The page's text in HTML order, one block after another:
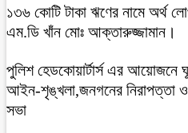
১৩৬ কোটি টাকা ঋণের নামে অর্থ
এম.ডি খাঁন মোঃ আক্তারুজ্জামান।
পুলিশ হেডকোয়ার্টার্স এর আয়োজনে
আইন-শৃঙ্খলা,জনগনের নিরাপত্তা ও
সভা